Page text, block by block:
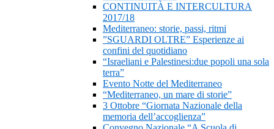
CONTINUITÀ E INTERCULTURA
2017/18
Mediterraneo: storie, passi, ritmi
”SGUARDI OLTRE” Esperienze ai
confini del quotidiano
“Israeliani e Palestinesi:due popoli una sola
terra”
Evento Notte del Mediterraneo
“Mediterraneo, un mare di storie”
3 Ottobre “Giornata Nazionale della
memoria dell’accoglienza”